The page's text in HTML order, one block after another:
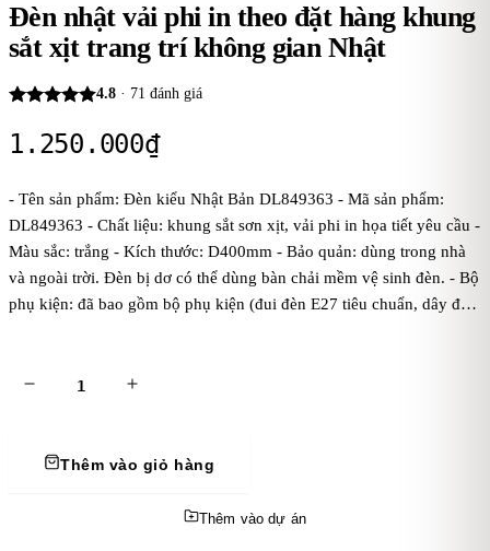
Đèn nhật vải phi in theo đặt hàng khung
sắt xịt trang trí không gian Nhật
4.8 · 71 đánh giá
1.250.000₫
- Tên sản phẩm: Đèn kiểu Nhật Bản DL849363 - Mã sản phẩm:
DL849363 - Chất liệu: khung sắt sơn xịt, vải phi in họa tiết yêu cầu -
Màu sắc: trắng - Kích thước: D400mm - Bảo quản: dùng trong nhà
và ngoài trời. Đèn bị dơ có thể dùng bàn chải mềm vệ sinh đèn. - Bộ
phụ kiện: đã bao gồm bộ phụ kiện (đui đèn E27 tiêu chuẩn, dây đúc
Điện áp: dòng điện 220V
Thêm vào giỏ hàng
Thêm vào dự án